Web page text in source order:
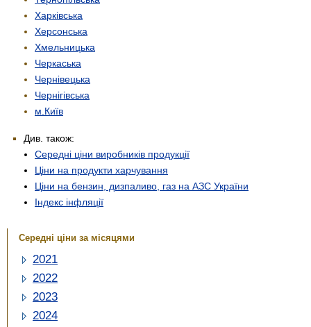
Харківська
Херсонська
Хмельницька
Черкаська
Чернівецька
Чернігівська
м.Київ
Див. також:
Середні ціни виробників продукції
Ціни на продукти харчування
Ціни на бензин, дизпаливо, газ на АЗС України
Індекс інфляції
Середні ціни за місяцями
2021
2022
2023
2024